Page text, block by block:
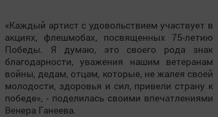
«Каждый артист с удовольствием участвует в
акциях, флешмобах, посвященных 75-летию
Победы. Я думаю, это своего рода знак
благодарности, уважения нашим ветеранам
войны, дедам, отцам, которые, не жалея своей
молодости, здоровья и сил, привели страну к
победе», - поделилась своими впечатлениями
Венера Ганеева.